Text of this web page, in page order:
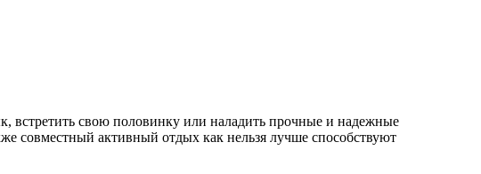
встретить свою половинку или наладить прочные и надежные
совместный активный отдых как нельзя лучше способствуют